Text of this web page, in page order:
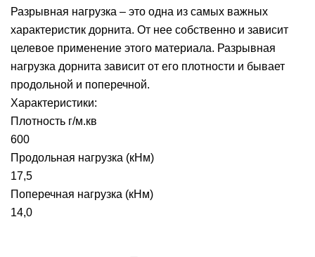
Разрывная нагрузка – это одна из самых важных
характеристик дорнита. От нее собственно и зависит
целевое применение этого материала. Разрывная
нагрузка дорнита зависит от его плотности и бывает
продольной и поперечной.
Характеристики:
Плотность г/м.кв
600
Продольная нагрузка (кНм)
17,5
Поперечная нагрузка (кНм)
14,0